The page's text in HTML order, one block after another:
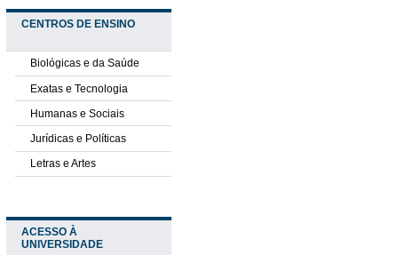
CENTROS DE ENSINO
Biológicas e da Saúde
Exatas e Tecnologia
Humanas e Sociais
Jurídicas e Políticas
Letras e Artes
ACESSO À
UNIVERSIDADE